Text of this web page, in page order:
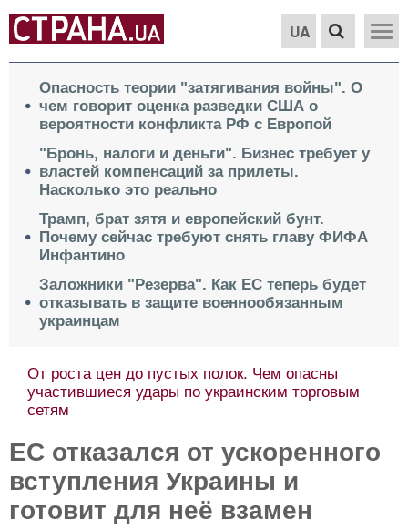
UA
Опасность теории "затягивания войны". О
чем говорит оценка разведки США о
вероятности конфликта РФ с Европой
"Бронь, налоги и деньги". Бизнес требует у
властей компенсаций за прилеты.
Насколько это реально
Трамп, брат зятя и европейский бунт.
Почему сейчас требуют снять главу ФИФА
Инфантино
Заложники "Резерва". Как ЕС теперь будет
отказывать в защите военнообязанным
украинцам
От роста цен до пустых полок. Чем опасны
участившиеся удары по украинским торговым
сетям
ЕС отказался от ускоренного
вступления Украины и
готовит для неё взамен